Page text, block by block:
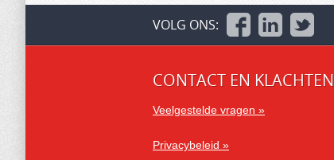
VOLG ONS:
CONTACT EN KLACHTEN
Veelgestelde vragen »
Privacybeleid »